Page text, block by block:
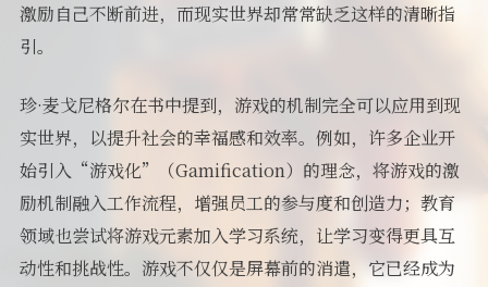
激励自己不断前进，而现实世界却常常缺乏这样的清晰指
引。
珍·麦戈尼格尔在书中提到，游戏的机制完全可以应用到现
实世界，以提升社会的幸福感和效率。例如，许多企业开
始引入“游戏化”（Gamification）的理念，将游戏的激
励机制融入工作流程，增强员工的参与度和创造力；教育
领域也尝试将游戏元素加入学习系统，让学习变得更具互
动性和挑战性。游戏不仅仅是屏幕前的消遣，它已经成为